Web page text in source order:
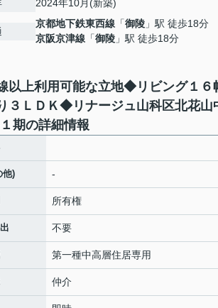
2024年10月(新築)
京都地下鉄東西線 「御陵 」駅 徒歩18分
京阪京津線 「御陵 」駅 徒歩18分
以上利用可能な立地◆リビング１６
３ＬＤＫ◆リナージュ山科区北花山
期の詳細情報
他) -
所有権
不要
第一種中高層住居専用
仲介